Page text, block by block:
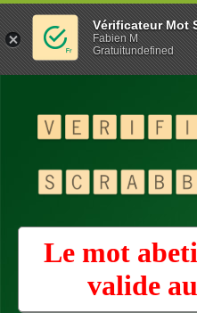
Le mot
valide au
Vérificateur Mot
Fabien M
Gratuitundefined